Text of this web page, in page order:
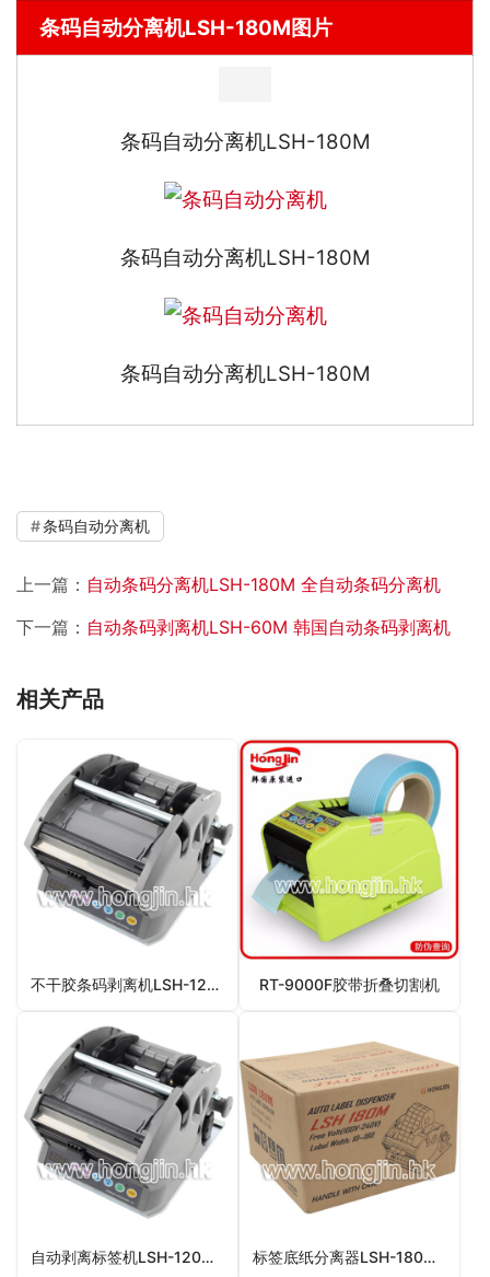
条码自动分离机LSH-180M图片
条码自动分离机LSH-180M
条码自动分离机LSH-180M
条码自动分离机LSH-180M
条码自动分离机
上一篇： 自动条码分离机LSH-180M 全自动条码分离机
下一篇： 自动条码剥离机LSH-60M 韩国自动条码剥离机
相关产品
不干胶条码剥离机LSH-120M 全自动不干胶条码剥离机 RT-9000F胶带折叠切割机
自动剥离标签机LSH-120M 鸿锦自动剥离标签机 标签底纸分离器LSH-180M 自动标签底纸分离器